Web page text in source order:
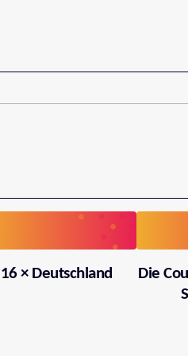
16 × Deutschland
Die